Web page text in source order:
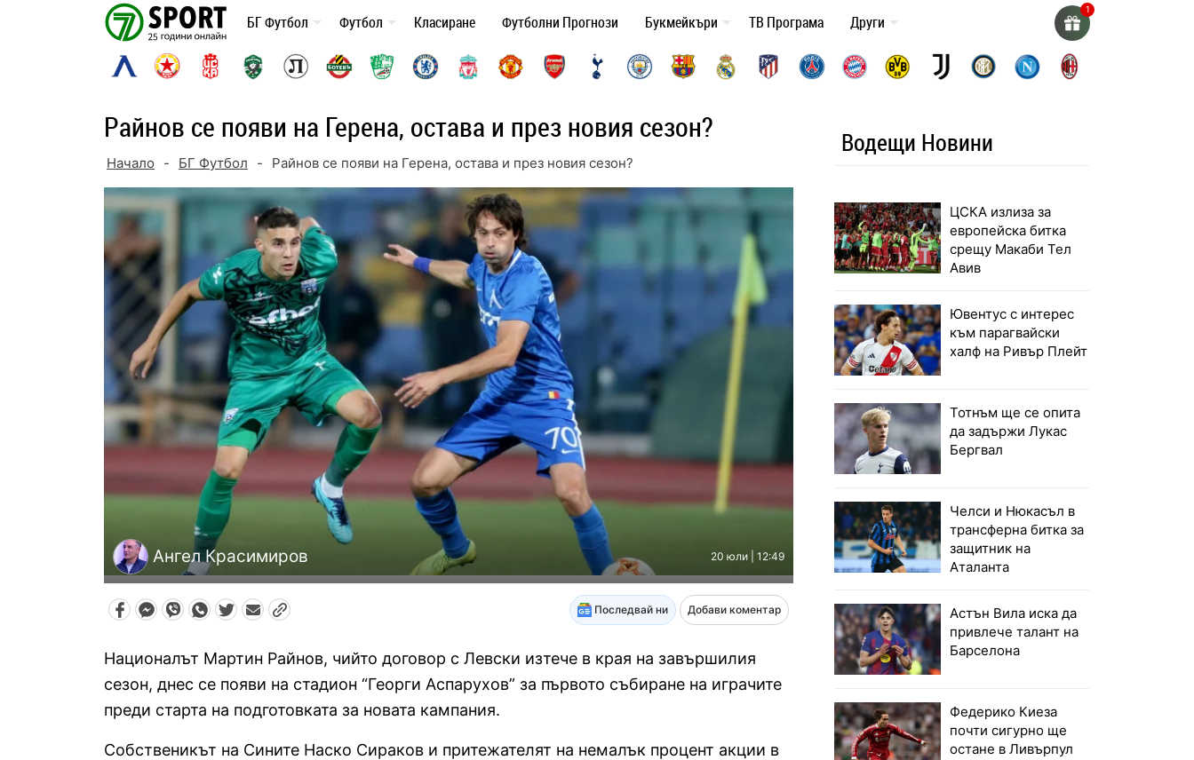
БГ Футбол Футбол Класиране Футболни Прогнози Букмейкъри ТВ Програма Други
Райнов се появи на Герена, остава и през новия сезон?
Начало - БГ Футбол - Райнов се появи на Герена, остава и през новия сезон?
Ангел Красимиров 20 юли | 12:49
Последвай ни Добави коментар
Националът Мартин Райнов, чийто договор с Левски изтече в края на завършилия
сезон, днес се появи на стадион “Георги Аспарухов” за първото събиране на играчите
преди старта на подготовката за новата кампания.
Собственикът на Сините Наско Сираков и притежателят на немалък процент акции в
Водещи Новини
ЦСКА излиза за
европейска битка
срещу Макаби Тел
Авив
Ювентус с интерес
към парагвайски
халф на Ривър Плейт
Тотнъм ще се опита
да задържи Лукас
Бергвал
Челси и Нюкасъл в
трансферна битка за
защитник на
Аталанта
Астън Вила иска да
привлече талант на
Барселона
Федерико Киеза
почти сигурно ще
остане в Ливърпул